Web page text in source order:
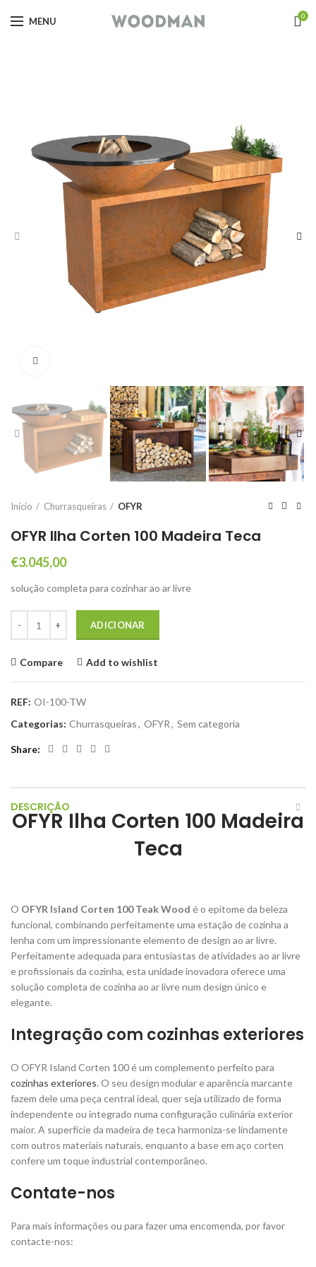
MENU 0
Início Churrasqueiras OFYR
OFYR Ilha Corten 100 Madeira Teca
€3.045,00
solução completa para cozinhar ao ar livre
ADICIONAR
Compare Add to wishlist
REF: OI-100-TW
Categorias: Churrasqueiras, OFYR, Sem categoria
Share
DESCRIÇÃO
OFYR Ilha Corten 100 Madeira
Teca
O OFYR Island Corten 100 Teak Wood é o epítome da beleza
funcional, combinando perfeitamente uma estação de cozinha a
lenha com um impressionante elemento de design ao ar livre.
Perfeitamente adequada para entusiastas de atividades ao ar livre
e profissionais da cozinha, esta unidade inovadora oferece uma
solução completa de cozinha ao ar livre num design único e
elegante.
Integração com cozinhas exteriores
O OFYR Island Corten 100 é um complemento perfeito para
cozinhas exteriores. O seu design modular e aparência marcante
fazem dele uma peça central ideal, quer seja utilizado de forma
independente ou integrado numa configuração culinária exterior
maior. A superfície da madeira de teca harmoniza-se lindamente
com outros materiais naturais, enquanto a base em aço corten
confere um toque industrial contemporâneo.
Contate-nos
Para mais informações ou para fazer uma encomenda, por favor
contacte-nos: